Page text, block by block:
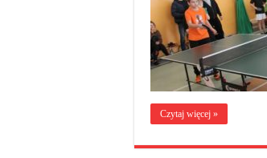
Czytaj więcej »